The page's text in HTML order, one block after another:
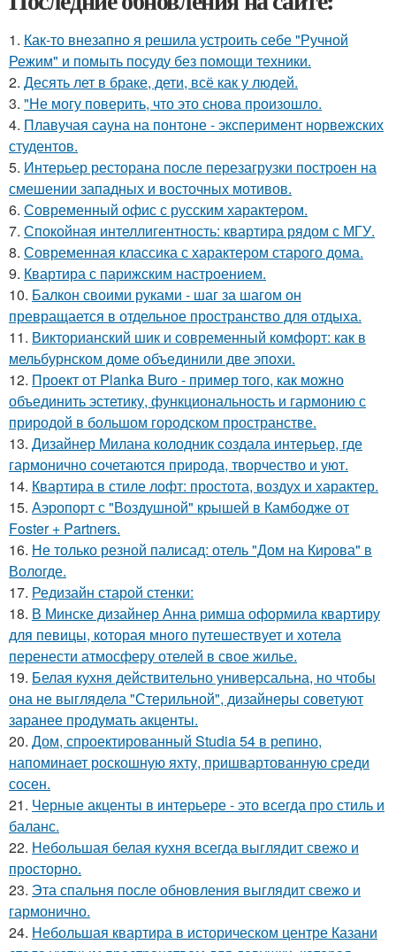
1. Как-то внезапно я решила устроить себе "Ручной
Режим" и помыть посуду без помощи техники.
2. Десять лет в браке, дети, всё как у людей.
3. "Не могу поверить, что это снова произошло.
4. Плавучая сауна на понтоне - эксперимент норвежских
студентов.
5. Интерьер ресторана после перезагрузки построен на
смешении западных и восточных мотивов.
6. Современный офис с русским характером.
7. Спокойная интеллигентность: квартира рядом с МГУ.
8. Современная классика с характером старого дома.
9. Квартира с парижским настроением.
10. Балкон своими руками - шаг за шагом он
превращается в отдельное пространство для отдыха.
11. Викторианский шик и современный комфорт: как в
мельбурнском доме объединили две эпохи.
12. Проект от Planka Buro - пример того, как можно
объединить эстетику, функциональность и гармонию с
природой в большом городском пространстве.
13. Дизайнер Милана колодник создала интерьер, где
гармонично сочетаются природа, творчество и уют.
14. Квартира в стиле лофт: простота, воздух и характер.
15. Аэропорт с "Воздушной" крышей в Камбодже от
Foster + Partners.
16. Не только резной палисад: отель "Дом на Кирова" в
Вологде.
17. Редизайн старой стенки:
18. В Минске дизайнер Анна римша оформила квартиру
для певицы, которая много путешествует и хотела
перенести атмосферу отелей в свое жилье.
19. Белая кухня действительно универсальна, но чтобы
она не выглядела "Стерильной", дизайнеры советуют
заранее продумать акценты.
20. Дом, спроектированный Studia 54 в репино,
напоминает роскошную яхту, пришвартованную среди
сосен.
21. Черные акценты в интерьере - это всегда про стиль и
баланс.
22. Небольшая белая кухня всегда выглядит свежо и
просторно.
23. Эта спальня после обновления выглядит свежо и
гармонично.
24. Небольшая квартира в историческом центре Казани